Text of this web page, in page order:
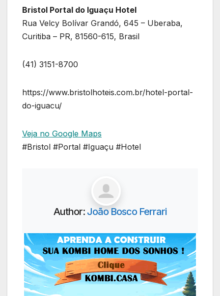
Bristol Portal do Iguaçu Hotel
Rua Velcy Bolívar Grandó, 645 – Uberaba,
Curitiba – PR, 81560-615, Brasil
(41) 3151-8700
https://www.bristolhoteis.com.br/hotel-portal-
do-iguacu/
Veja no Google Maps
#Bristol #Portal #Iguaçu #Hotel
Author: João Bosco Ferrari